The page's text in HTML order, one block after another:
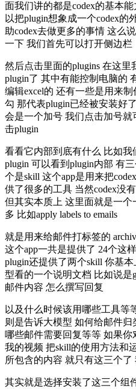
面我们讲的都是codex的基本
以把plugin想象成一个codex的
助codex去做更多的事情 这么
一下 我们首先可以打开侧边栏
然后点击里面的plugins 在这
plugin了 其中有能控制电脑的
编辑excel的 还有一些是用来
勾 那代表plugin已经被安装好
会是一个加号 我们点击加号
击plugin
看看它内部到底有什么 比如我
plugin 可以看到plugin内部 有
个是skill 这个app是用来把
供了很多的工具 当然codex没
但其实本质上 这里面就是一个
多 比如apply labels to emails
就是用来给邮件打标签的
这个app一共是提供了 24个这
plugin还提供了两个skill 你基
型看的一个说明文档 比如说是
邮件内容 怎么撰写回复
以及什么时候该用哪些工具等
则是告诉大模型 如何给邮件
哪些邮件需要回复等等 如果
我的视频 把skill的使用方法和
所包含的内容 就只有这三个
其实就是选择安装了这三个组